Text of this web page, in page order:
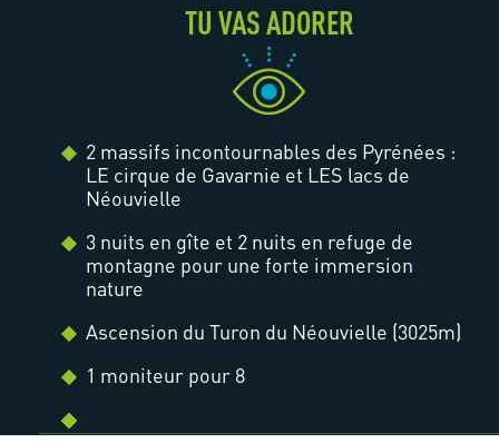
TU VAS ADORER
2 massifs incontournables des Pyrénées :
LE cirque de Gavarnie et LES lacs de
Néouvielle
3 nuits en gîte et 2 nuits en refuge de
montagne pour une forte immersion
nature
Ascension du Turon du Néouvielle (3025m)
1 moniteur pour 8